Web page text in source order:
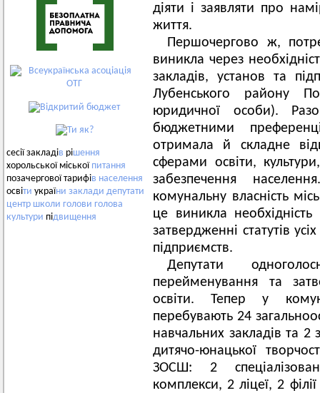
сесії закладів рішення
хорольської міської питання
позачергової тарифів населення
освіти україни заклади депутати
центр школи голови голова
культури підвищення
діяти і заявляти про
життя.
Першочергово ж,
виникла через
закладів, установ та
Лубенського району
юридичної особи).
бюджетними
отримала й складне
сферами освіти,
забезпечення
комунальну власність
це виникла
затвердженні статутів
підприємств.
Депутати
перейменування та
освіти. Тепер у
перебувають 24
навчальних закладів та 2
дитячо-юнацької
ЗОСШ: 2
комплекси, 2 ліцеї, 2